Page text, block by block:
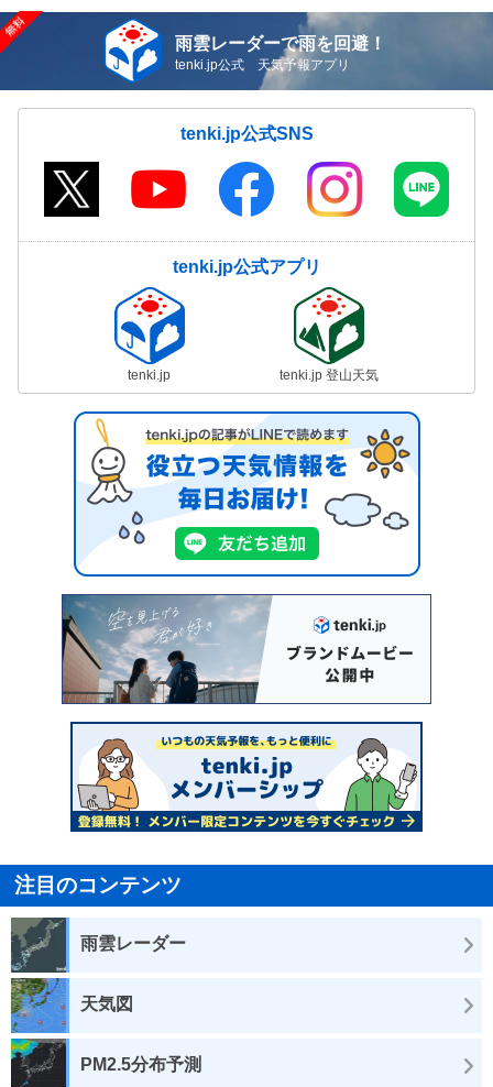
雨雲レーダーで雨を回避！
tenki.jp公式 天気予報アプリ
tenki.jp公式SNS
tenki.jp公式アプリ
tenki.jp tenki.jp 登山天気
注目のコンテンツ
雨雲レーダー
天気図
PM2.5分布予測